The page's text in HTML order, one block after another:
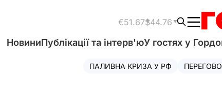
€51.67$44.76
НовиниПублікації та інтерв'юУ гостях у
ПАЛИВНА КРИЗА У РФ